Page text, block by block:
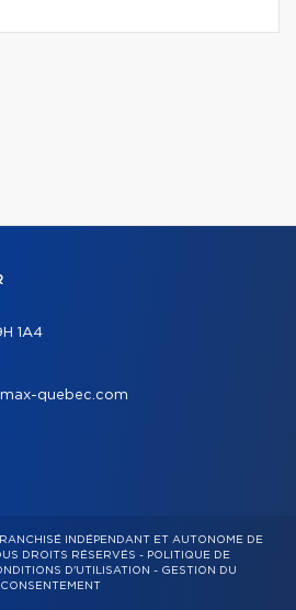
1A4
quebec.com
INDÉPENDANT ET AUTONOME DE
DROITS RÉSERVÉS - POLITIQUE DE
D'UTILISATION - GESTION DU
CONSENTEMENT